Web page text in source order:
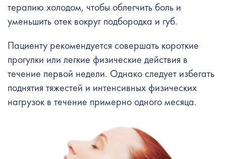
терапию холодом, чтобы облегчить боль и
уменьшить отек вокруг подбородка и губ.
Пациенту рекомендуется совершать короткие
прогулки или легкие физические действия в
течение первой недели. Однако следует избегать
поднятия тяжестей и интенсивных физических
нагрузок в течение примерно одного месяца.